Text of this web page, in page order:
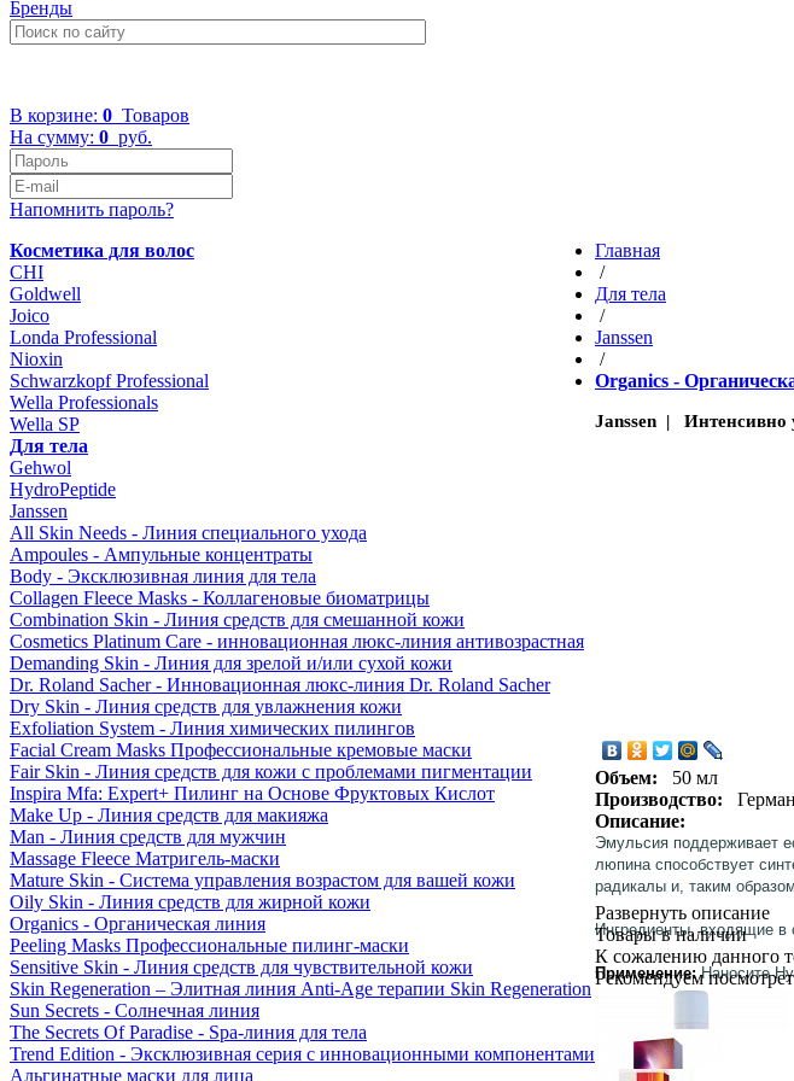
Бренды
В корзине: 0 Товаров
На сумму: 0 руб.
Напомнить пароль?
Косметика для волос
CHI
Goldwell
Joico
Londa Professional
Nioxin
Schwarzkopf Professional
Wella Professionals
Wella SP
Для тела
Gehwol
HydroPeptide
Janssen
All Skin Needs - Линия специального ухода
Ampoules - Ампульные концентраты
Body - Эксклюзивная линия для тела
Collagen Fleece Masks - Коллагеновые биоматрицы
Combination Skin - Линия средств для смешанной кожи
Cosmetics Platinum Care - инновационная люкс-линия антивозрастная
Demanding Skin - Линия для зрелой и/или сухой кожи
Dr. Roland Sacher - Инновационная люкс-линия Dr. Roland Sacher
Dry Skin - Линия средств для увлажнения кожи
Exfoliation System - Линия химических пилингов
Facial Cream Masks Профессиональные кремовые маски
Fair Skin - Линия средств для кожи с проблемами пигментации
Inspira Mfa: Expert+ Пилинг на Основе Фруктовых Кислот
Make Up - Линия средств для макияжа
Man - Линия средств для мужчин
Massage Fleece Матригель-маски
Mature Skin - Система управления возрастом для вашей кожи
Oily Skin - Линия средств для жирной кожи
Organics - Органическая линия
Peeling Masks Профессиональные пилинг-маски
Sensitive Skin - Линия средств для чувствительной кожи
Skin Regeneration – Элитная линия Anti-Age терапии Skin Regeneration
Sun Secrets - Солнечная линия
The Secrets Of Paradise - Spa-линия для тела
Trend Edition - Эксклюзивная серия с инновационными компонентами
Альгинатные маски для лица
Главная
/
Для тела
/
Janssen
/
Organics -
Janssen | Интенсивно
Объем:
50 мл
Производство:
Описание:
Эмульсия поддерживает
люпина способствует
радикалы и, таким
Ингредиенты, входящие в
Применение:Наносите
Развернуть описание
Товары в наличии
К сожалению данного
Рекомендуем